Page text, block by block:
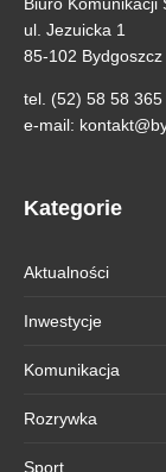
ul. Jezuicka 1
85-102 Bydgoszcz
tel. (52) 58 58 365
e-mail:
Kategorie
Aktualności
Inwestycje
Komunikacja
Rozrywka
Sport